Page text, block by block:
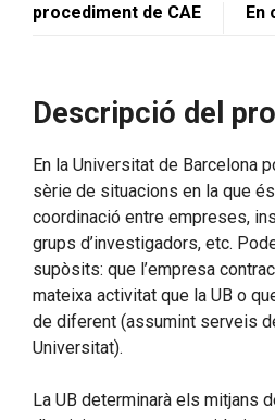
procediment de CAE En
Descripció del
En la Universitat de Barcelona
sèrie de situacions en la que
coordinació entre empreses,
grups d’investigadors, etc.
supòsits: que l’empresa
mateixa activitat que la UB o
de diferent (assumint serveis
Universitat).
La UB determinarà els mitjans